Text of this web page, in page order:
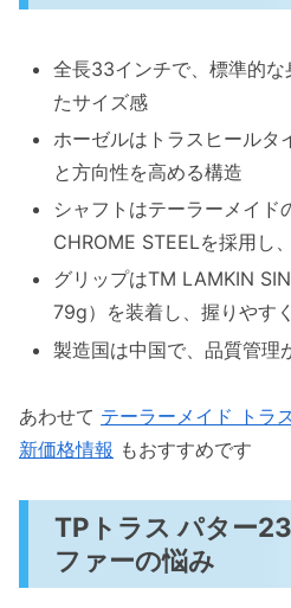
悩み解決とメリット
活用シーンとユーザ
テーラーメイド ティー
特徴と選び方
テーラーメイド TP
な特徴
どんな悩みを解決で
メリット・デメリッ
こんなシーンで活用
よくある質問（FAQ）：
る疑問解消
どのようなゴルフ
TPトラスパター23の
は？
全長33インチで、標準的
たサイズ感
ホーゼルはトラスヒールタ
と方向性を高める構造
シャフトはテーラーメイド
CHROME STEELを採用し
グリップはTM LAMKIN
79g）を装着し、握りやす
製造国は中国で、品質管理
あわせて テーラーメイド トラ
新価格情報 もおすすめです
TPトラス パター
ファーの悩み